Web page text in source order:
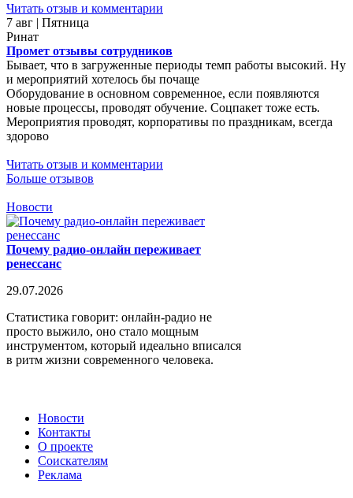
Читать отзыв и комментарии
7 авг | Пятница
Ринат
Промет отзывы сотрудников
Бывает, что в загруженные периоды темп работы высокий. Ну
и мероприятий хотелось бы почаще
Оборудование в основном современное, если появляются
новые процессы, проводят обучение. Соцпакет тоже есть.
Мероприятия проводят, корпоративы по праздникам, всегда
здорово
Читать отзыв и комментарии
Больше отзывов
Новости
Почему радио-онлайн переживает
ренессанс
29.07.2026
Статистика говорит: онлайн-радио не
просто выжило, оно стало мощным
инструментом, который идеально вписался
в ритм жизни современного человека.
Новости
Контакты
О проекте
Соискателям
Реклама